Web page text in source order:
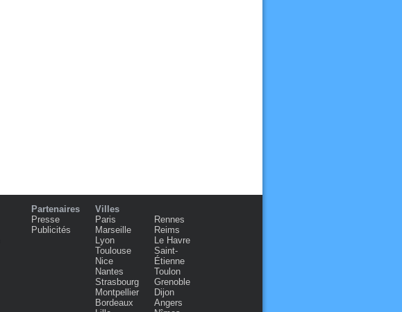
Partenaires
Presse
Publicités
Villes
Paris
Marseille
Lyon
Toulouse
Nice
Nantes
Strasbourg
Montpellier
Bordeaux
Rennes
Reims
Le Havre
Saint-
Étienne
Toulon
Grenoble
Dijon
Angers